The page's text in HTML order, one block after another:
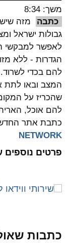
brightness_high
ניגודיות
משך: 8:34
כתבה
גבולות ישראל
לאפשר למבקשי
הגדרות - ללא
להם בכדי
המצב ובאו לתת
שהכריז על
להם אוכל,
כתבת אתר
NETWORK
פרטים
כתבות